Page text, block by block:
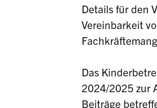
Details für den
Vereinbarkeit
Das
2024/2025 zur
Beiträge